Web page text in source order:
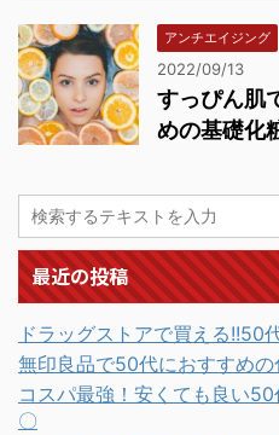
アンチエイジング
2022/09/13
すっぴん肌
めの基礎化
最近の投稿
ドラッグストアで買える!!50
無印良品で50代におすすめの
コスパ最強！安くても良い
〇